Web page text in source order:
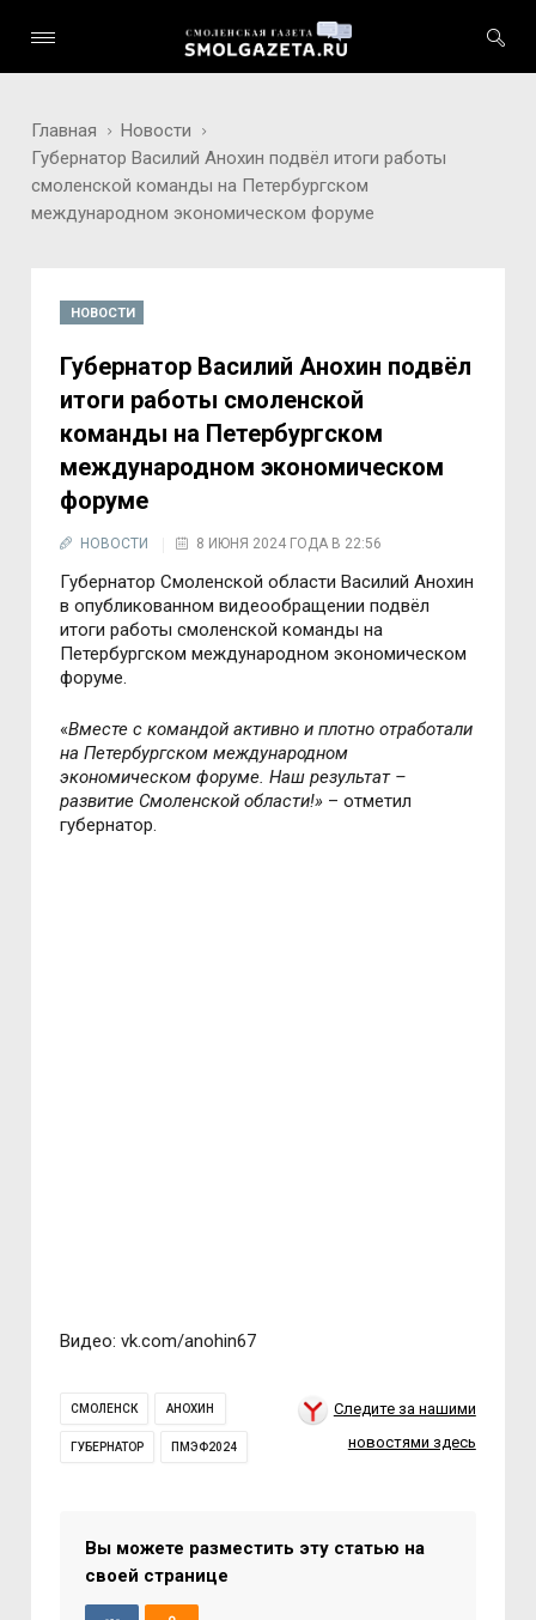
Главная
Новости
Губернатор Василий Анохин подвёл итоги работы
смоленской команды на Петербургском
международном экономическом форуме
НОВОСТИ
Губернатор Василий Анохин подвёл
итоги работы смоленской
команды на Петербургском
международном экономическом
форуме
НОВОСТИ 8 ИЮНЯ 2024 ГОДА В 22:56
Губернатор Смоленской области Василий Анохин
в опубликованном видеообращении подвёл
итоги работы смоленской команды на
Петербургском международном экономическом
форуме.
«Вместе с командой активно и плотно отработали
на Петербургском международном
экономическом форуме. Наш результат –
развитие Смоленской области!» – отметил
губернатор.
Видео: vk.com/anohin67
СМОЛЕНСК АНОХИН
ГУБЕРНАТОР ПМЭФ2024
Следите за нашими
новостями здесь
Вы можете разместить эту статью на
своей странице